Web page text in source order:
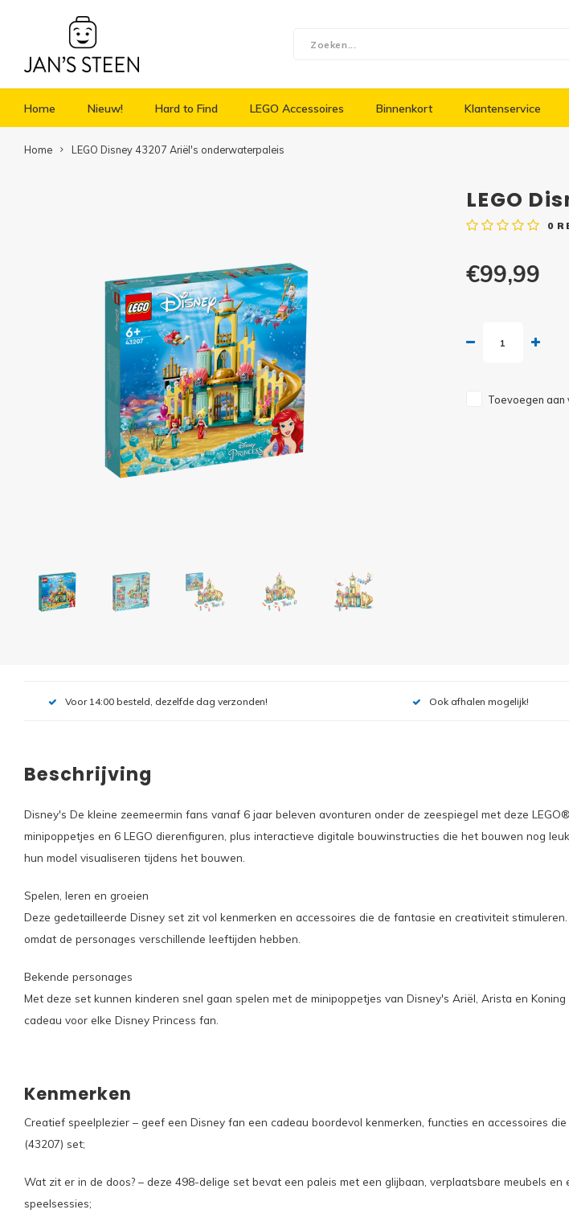
Home Nieuw! Hard to Find LEGO Accessoires Binnenkort Klantenservice
Home LEGO Disney 43207 Ariël's onderwaterpaleis
LEGO
0
€99,99
Toevoegen aan
Voor 14:00 besteld, dezelfde dag verzonden! Ook afhalen mogelijk!
Beschrijving
Disney's De kleine zeemeermin fans vanaf 6 jaar beleven avonturen onder de zeespiegel met deze
minipoppetjes en 6 LEGO dierenfiguren, plus interactieve digitale bouwinstructies die het bouwen nog
hun model visualiseren tijdens het bouwen.
Spelen, leren en groeien
Deze gedetailleerde Disney set zit vol kenmerken en accessoires die de fantasie en creativiteit
omdat de personages verschillende leeftijden hebben.
Bekende personages
Met deze set kunnen kinderen snel gaan spelen met de minipoppetjes van Disney's Ariël, Arista en
cadeau voor elke Disney Princess fan.
Kenmerken
Creatief speelplezier – geef een Disney fan een cadeau boordevol kenmerken, functies en accessoires
(43207) set;
Wat zit er in de doos? – deze 498-delige set bevat een paleis met een glijbaan, verplaatsbare meubels
speelsessies;